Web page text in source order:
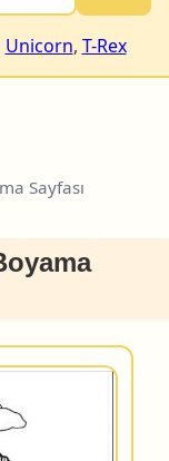
Unicorn, T-Rex
Sayfası